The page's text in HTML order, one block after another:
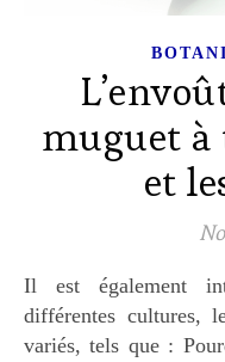
muguet à
et
Il est également intéressant de noter que dans
différentes cultures,
variés, tels que :